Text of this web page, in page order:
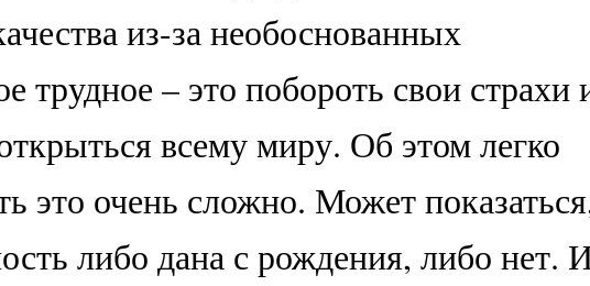
из-за необоснованных
трудное – это побороть свои страхи
всему миру. Об этом легко
это очень сложно. Может
либо дана с рождения, либо нет.